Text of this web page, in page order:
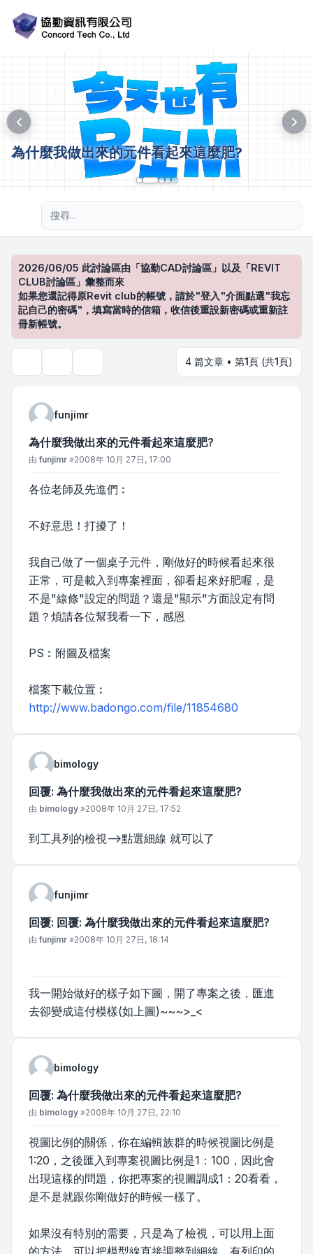
為什麼我做出來的元件看起來這麼肥?
2026/06/05 此討論區由「協勤CAD討論區」以及「REVIT
CLUB討論區」彙整而來
如果您還記得原Revit club的帳號，請於"登入"介面點選"我忘
記自己的密碼"，填寫當時的信箱，收信後重設新密碼或重新註
冊新帳號。
4 篇文章 • 第1頁 (共1頁)
funjimr
為什麼我做出來的元件看起來這麼肥?
文章
由funjimr »2008年 10月 27日, 17:00
各位老師及先進們︰
不好意思！打擾了！
我自己做了一個桌子元件，剛做好的時候看起來很
正常，可是載入到專案裡面，卻看起來好肥喔，是
不是"線條"設定的問題？還是"顯示"方面設定有問
題？煩請各位幫我看一下，感恩
PS︰附圖及檔案
檔案下載位置︰
http://www.badongo.com/file/11854680
bimology
回覆: 為什麼我做出來的元件看起來這麼肥?
文章
由 bimology »2008年 10月 27日, 17:52
到工具列的檢視-->點選細線 就可以了
funjimr
回覆: 回覆: 為什麼我做出來的元件看起來這麼肥?
文章
由funjimr »2008年 10月 27日, 18:14
我一開始做好的樣子如下圖，開了專案之後，匯進
去卻變成這付模樣(如上圖)~~~>_<
bimology
回覆: 為什麼我做出來的元件看起來這麼肥?
文章
由 bimology »2008年 10月 27日, 22:10
視圖比例的關係，你在編輯族群的時候視圖比例是
1:20，之後匯入到專案視圖比例是1：100，因此會
出現這樣的問題，你把專案的視圖調成1：20看看，
是不是就跟你剛做好的時候一樣了。
如果沒有特別的需要，只是為了檢視，可以用上面
的方法，可以把模型線直接調整到細線，有列印的